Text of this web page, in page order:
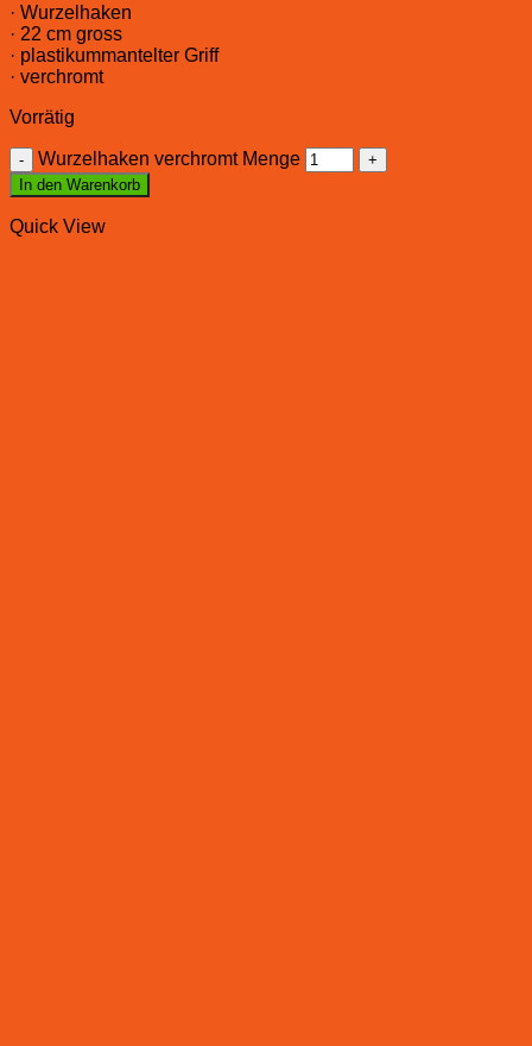
· Wurzelhaken
· 22 cm gross
· plastikummantelter Griff
· verchromt
Vorrätig
Wurzelhaken verchromt Menge
In den Warenkorb
Quick View